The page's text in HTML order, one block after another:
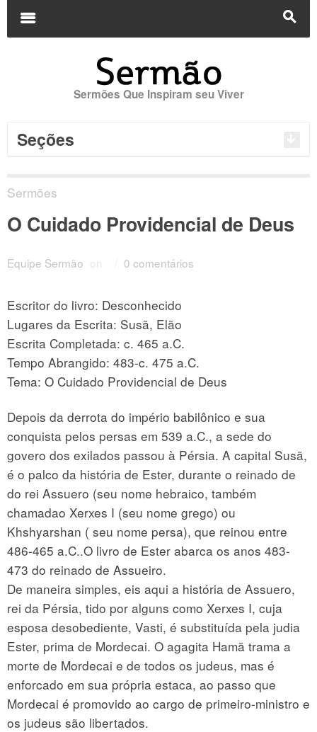
s
m
Sermões Que Inspiram seu Viver
Seções
Sermões
O Cuidado Providencial de Deus
Equipe Sermão on 0 comentários
Escritor do livro: Desconhecido
Lugares da Escrita: Susã, Elão
Escrita Completada: c. 465 a.C.
Tempo Abrangido: 483-c. 475 a.C.
Tema: O Cuidado Providencial de Deus
Depois da derrota do império babilônico e sua
conquista pelos persas em 539 a.C., a sede do
govero dos exilados passou à Pérsia. A capital Susã,
é o palco da história de Ester, durante o reinado de
do rei Assuero (seu nome hebraico, também
chamadao Xerxes I (seu nome grego) ou
Khshyarshan ( seu nome persa), que reinou entre
486-465 a.C..O livro de Ester abarca os anos 483-
473 do reinado de Assueiro.
De maneira simples, eis aqui a história de Assuero,
rei da Pérsia, tido por alguns como Xerxes I, cuja
esposa desobediente, Vasti, é substituída pela judia
Ester, prima de Mordecai. O agagita Hamã trama a
morte de Mordecai e de todos os judeus, mas é
enforcado em sua própria estaca, ao passo que
Mordecai é promovido ao cargo de primeiro-ministro e
os judeus são libertados.